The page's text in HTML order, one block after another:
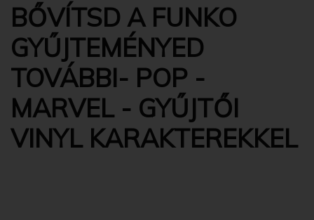
BŐVÍTSD A FUNKO
GYŰJTEMÉNYED
TOVÁBBI- POP -
MARVEL - GYŰJTŐI
VINYL KARAKTEREKKEL